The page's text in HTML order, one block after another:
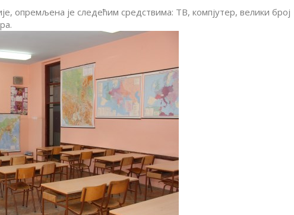
опремљена је следећим средствима: ТВ, компјутер, велики број